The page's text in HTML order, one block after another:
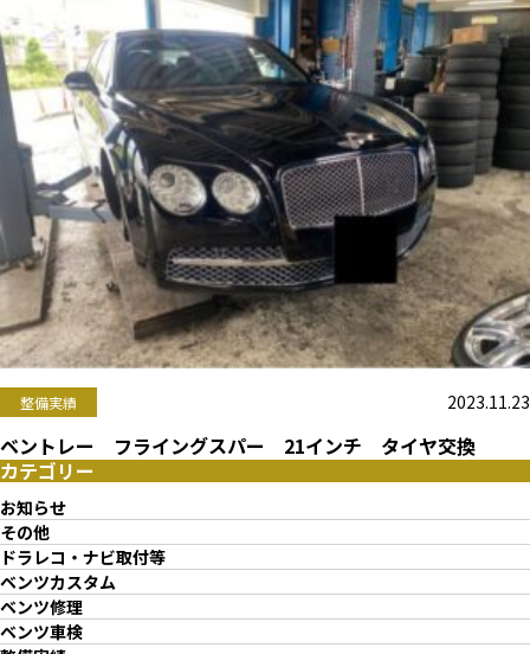
整備実績 2023.11.23
ベントレー フライングスパー 21インチ タイヤ交換
カテゴリー
お知らせ
その他
ドラレコ・ナビ取付等
ベンツカスタム
ベンツ修理
ベンツ車検